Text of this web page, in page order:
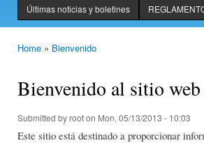
Últimas noticias y boletines
Home » Bienvenido
Bienvenido al sitio
Submitted byrooton Mon, 05/13/2013 - 10:03
Este sitio está destinado a proporcionar